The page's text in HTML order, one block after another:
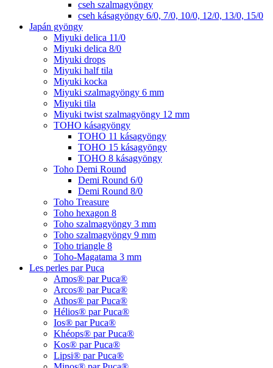
cseh szalmagyöngy
cseh kásagyöngy 6/0, 7/0, 10/0, 12/0, 13/0, 15/0
Japán gyöngy
Miyuki delica 11/0
Miyuki delica 8/0
Miyuki drops
Miyuki half tila
Miyuki kocka
Miyuki szalmagyöngy 6 mm
Miyuki tila
Miyuki twist szalmagyöngy 12 mm
TOHO kásagyöngy
TOHO 11 kásagyöngy
TOHO 15 kásagyöngy
TOHO 8 kásagyöngy
Toho Demi Round
Demi Round 6/0
Demi Round 8/0
Toho Treasure
Toho hexagon 8
Toho szalmagyöngy 3 mm
Toho szalmagyöngy 9 mm
Toho triangle 8
Toho-Magatama 3 mm
Les perles par Puca
Amos® par Puca®
Arcos® par Puca®
Athos® par Puca®
Hélios® par Puca®
Ios® par Puca®
Khéops® par Puca®
Kos® par Puca®
Lipsi® par Puca®